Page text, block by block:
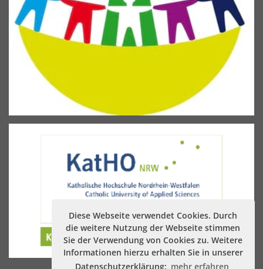
Diese Webseite verwendet Cookies. Durch
die weitere Nutzung der Webseite stimmen
Sie der Verwendung von Cookies zu. Weitere
Informationen hierzu erhalten Sie in unserer
Datenschutzerklärung: mehr erfahren